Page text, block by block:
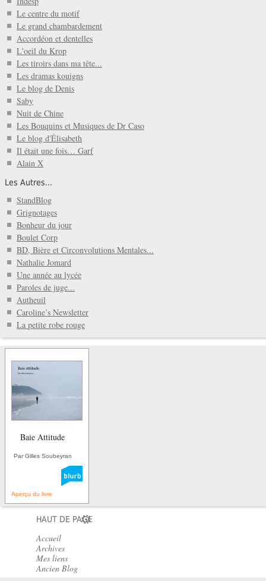
Le centre du motif
Le grand chambardement
Accordéon et dentelles
L'oeil du Krop
Les tiroirs dans ma tête...
Les dramas kouigns
Le blog de Denis
Saby
Nuit de Chine
Les Bouquins et Musiques de Dr Caso
Le blog d'Élisabeth
Il était une fois… Garf
Alain X
Les Autres...
StandBlog
Grignotages
Bonheur du jour
Boulet Corp
BD, Bière et Circonvolutions Mentales...
Nathalie Jomard
Une année au lycée
Paroles de juge...
Autheuil
Caroline’s Newsletter
La petite robe rouge
Baie Attitude
Par Gilles Soubeyran
Aperçu du livre
HAUT DE PAGE
Accueil
Archives
Mes liens
Ancien Blog